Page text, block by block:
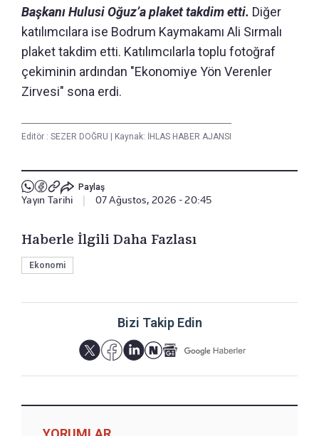
Başkanı Hulusi Oğuz’a plaket takdim etti. Diğer
katılımcılara ise Bodrum Kaymakamı Ali Sırmalı
plaket takdim etti. Katılımcılarla toplu fotoğraf
çekiminin ardından "Ekonomiye Yön Verenler
Zirvesi" sona erdi.
Editör : SEZER DOĞRU | Kaynak: İHLAS HABER AJANSI
Paylaş
Yayın Tarihi 07 Ağustos, 2026 - 20:45
Haberle İlgili Daha Fazlası
Ekonomi
Bizi Takip Edin